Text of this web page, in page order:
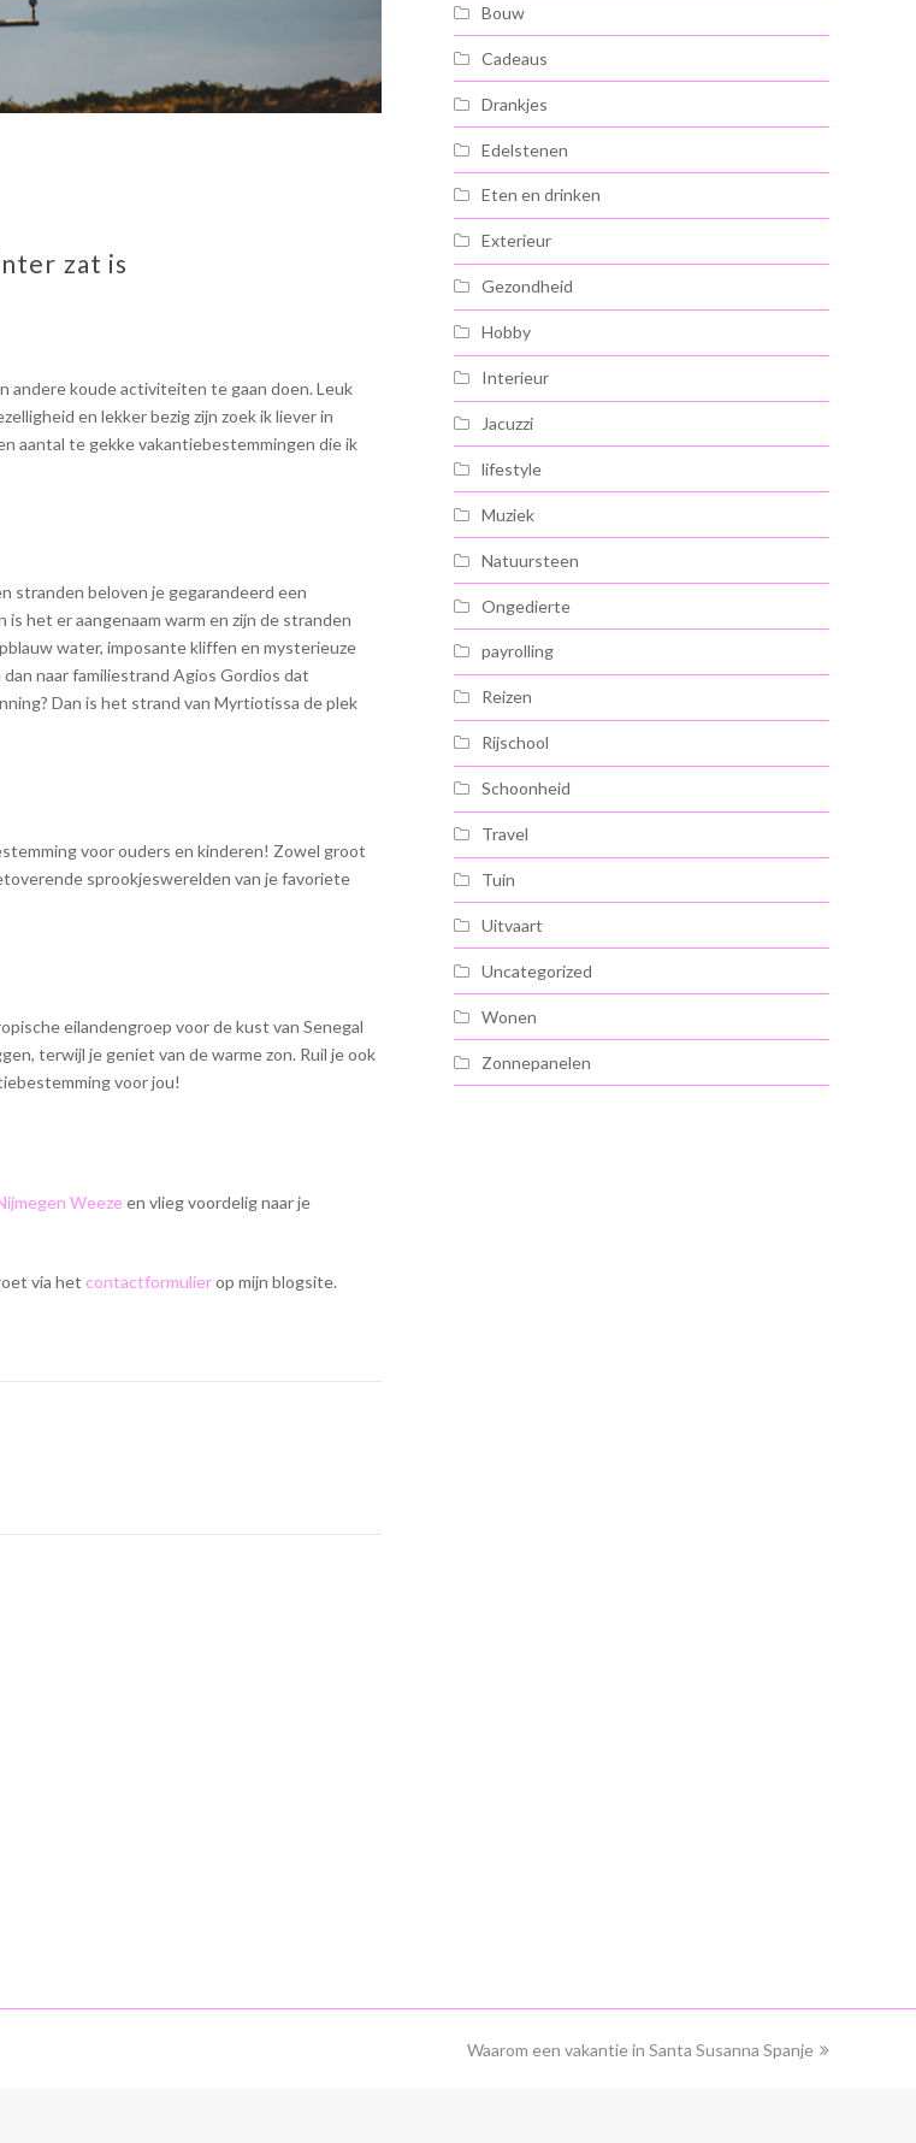
zat is
andere koude activiteiten te gaan doen. Leuk
en lekker bezig zijn zoek ik liever in
aantal te gekke vakantiebestemmingen die ik
stranden beloven je gegarandeerd een
het er aangenaam warm en zijn de stranden
water, imposante kliffen en mysterieuze
naar familiestrand Agios Gordios dat
Dan is het strand van Myrtiotissa de plek
voor ouders en kinderen! Zowel groot
sprookjeswerelden van je favoriete
eilandengroep voor de kust van Senegal
terwijl je geniet van de warme zon. Ruil je ook
voor jou!
Weezeen vlieg voordelig naar je
via het contactformulierop mijn blogsite.
Bouw
Cadeaus
Drankjes
Edelstenen
Eten en drinken
Exterieur
Gezondheid
Hobby
Interieur
Jacuzzi
lifestyle
Muziek
Natuursteen
Ongedierte
payrolling
Reizen
Rijschool
Schoonheid
Travel
Tuin
Uitvaart
Uncategorized
Wonen
Zonnepanelen
next
Waarom een vakantie in Santa Susanna Spanje